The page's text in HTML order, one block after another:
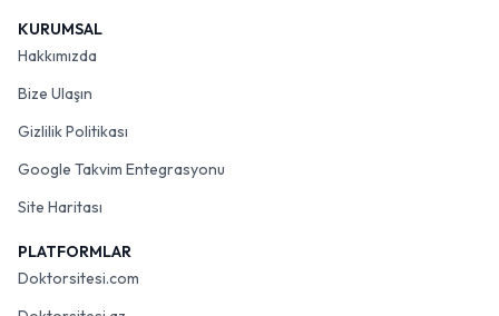
KURUMSAL
Hakkımızda
Bize Ulaşın
Gizlilik Politikası
Google Takvim Entegrasyonu
Site Haritası
PLATFORMLAR
Doktorsitesi.com